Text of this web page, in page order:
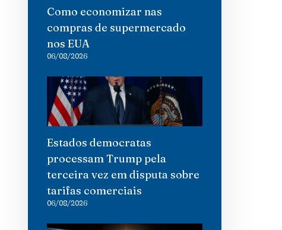
Como economizar nas
compras de supermercado
nos EUA
06/08/2026
Estados democratas
processam Trump pela
terceira vez em disputa sobre
tarifas comerciais
06/08/2026